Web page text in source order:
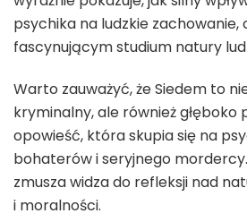
psychika na ludzkie zachowanie,
fascynującym studium natury
Warto zauważyć, że Siedem to
kryminalny, ale również głęboko
opowieść, która skupia się na
bohaterów i seryjnego
zmusza widza do refleksji nad
i moralności.